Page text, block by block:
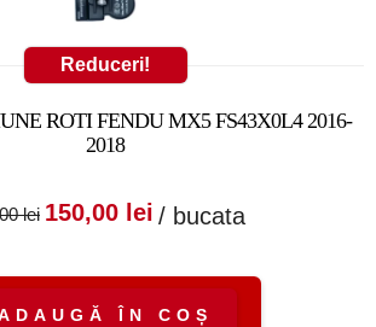
Reduceri!
ROTI FENDU MX5 FS43X0L4 2016-
2018
lei
Prețul inițial a fost:
150,00 lei
Prețul curent
/ bucata
ÎN COȘ